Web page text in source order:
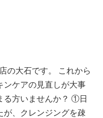
の大石です。 これから
ンケアの見直しが大事
る方いませんか？ ①日
が、クレンジングを疎